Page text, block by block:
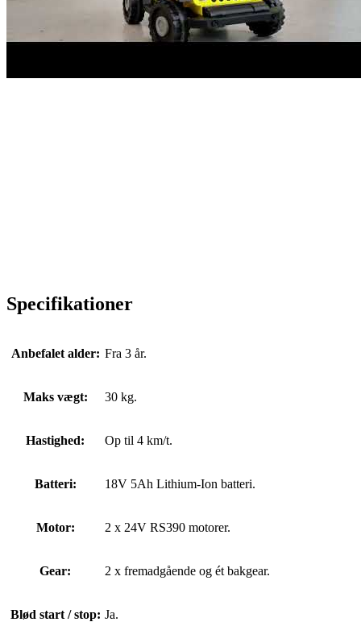
Specifikationer
Anbefalet alder: Fra 3 år.
Maks vægt: 30 kg.
Hastighed: Op til 4 km/t.
Batteri: 18V 5Ah Lithium-Ion batteri.
Motor: 2 x 24V RS390 motorer.
Gear: 2 x fremadgående og ét bakgear.
Blød start / stop: Ja.